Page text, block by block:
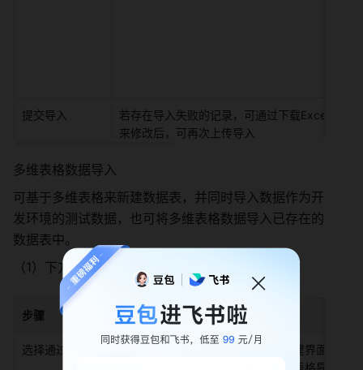
提交导入
若存在导入失败的记录，可通过下载Excel来查
来修改后，可再次上传导入
多维表格数据导入
可基于多维表格来新建数据表，并同时导入数据作为开
发环境的测试数据，也可将多维表格数据导入已存在的
数据表中。
（1）下方为“基于多维表格创建数据表
步骤 描述
选择通过飞书多维表格导入
在「数据表」新建界面，点